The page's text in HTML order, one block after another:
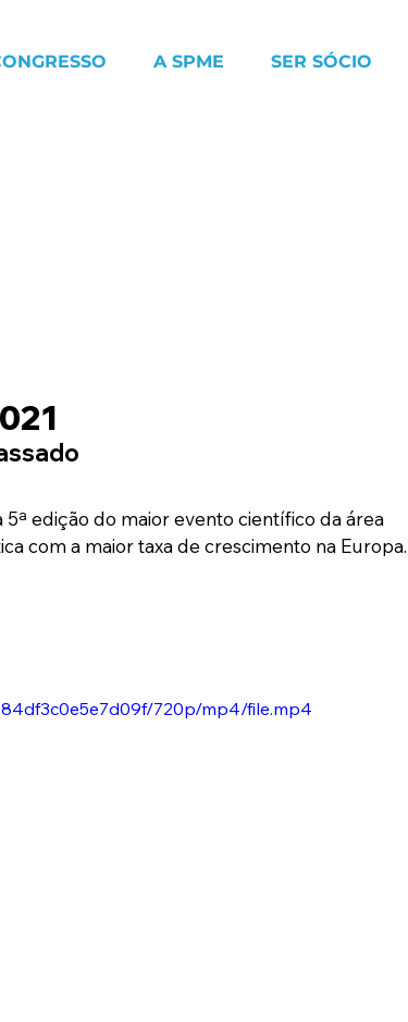
A SPME SER SÓCIO
edição do maior evento científico da área
com a maior taxa de crescimento na Europa.
720p/mp4/file.mp4